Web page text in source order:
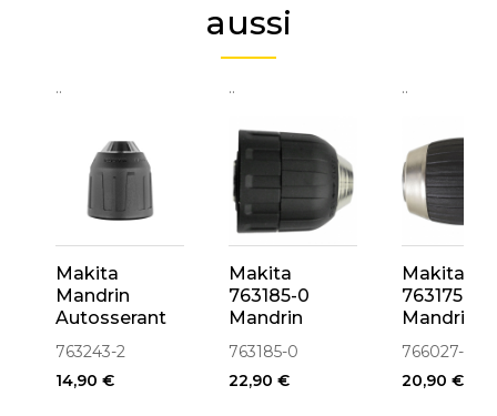
aussi
..
Makita
Mandrin
Autosserant
ø0.8-10mm
pour
perceuse
763243-2
14,90 €
..
Makita
763185-0
Mandrin
Autos serrant
ø10mm
763185-0
22,90 €
..
Makita
763175-3
Mandrin
Autos
ø1,5 à
(Rohm
766027-7
20,90 €